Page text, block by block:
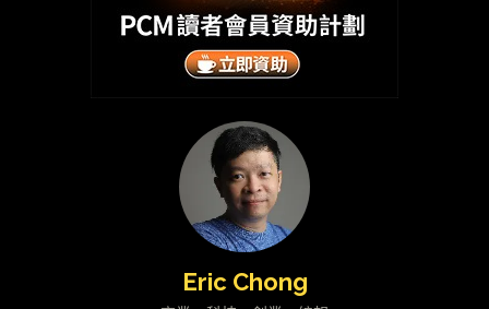
Eric Chong